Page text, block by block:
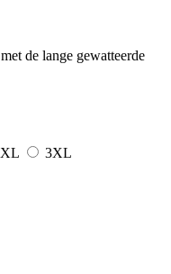
de lange gewatteerde
3XL